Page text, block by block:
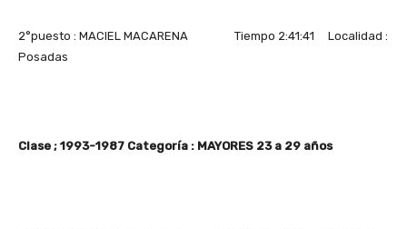
2°puesto : MACIEL MACARENA Tiempo 2:41:41 Localidad :
Posadas
Clase ; 1993-1987 Categoría : MAYORES 23 a 29 años